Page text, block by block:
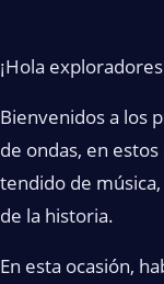
¡Hola
Bienvenidos a los
de ondas, en
tendido de
de la historia.
En esta ocasión,